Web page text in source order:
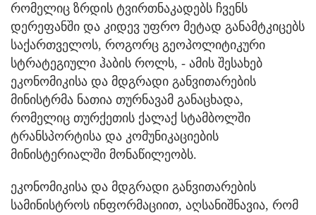
რომელიც ზრდის ტვირთნაკადებს ჩვენს
დერეფანში და კიდევ უფრო მეტად განამტკიცებს
საქართველოს, როგორც გეოპოლიტიკური
სტრატეგიული ჰაბის როლს, - ამის შესახებ
ეკონომიკისა და მდგრადი განვითარების
მინისტრმა ნათია თურნავამ განაცხადა,
რომელიც თურქეთის ქალაქ სტამბოლში
ტრანსპორტისა და კომუნიკაციების
მინისტერიალში მონაწილეობს.
ეკონომიკისა და მდგრადი განვითარების
სამინისტროს ინფორმაციით, აღსანიშნავია, რომ